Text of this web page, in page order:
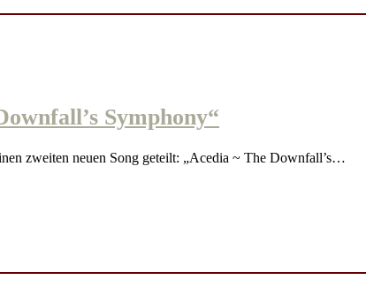
Symphony“
zweiten neuen Song geteilt: „Acedia ~ The Downfall’s…